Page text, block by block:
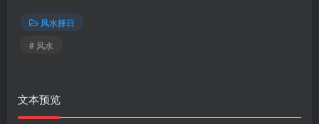
风水择日
# 风水
文本预览